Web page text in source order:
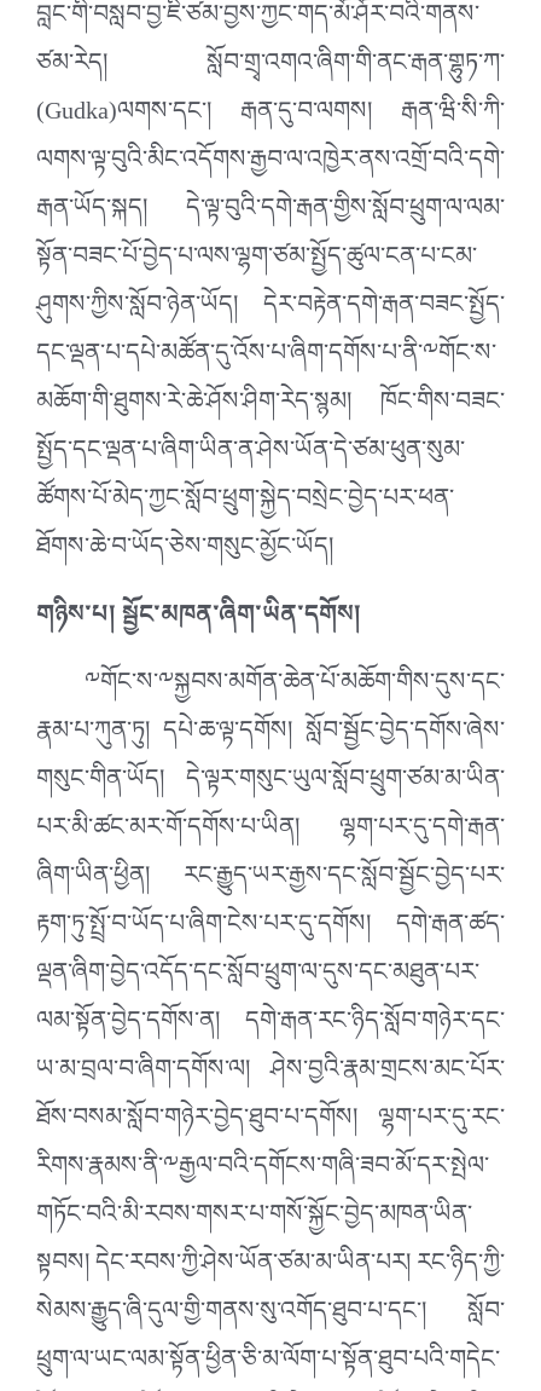
བླང་གི་བསླབ་བྱ་ཇི་ཙམ་བྱས་ཀྱང་གད་མོ་ཤོར་བའི་གནས་
ཙམ་རེད། སློབ་གྲྭ་འགའ་ཞིག་གི་ནང་རྒན་གྷུཏ་ཀ་
(Gudka)ལགས་དང་། རྒན་དུ་བ་ལགས། རྒན་ཝི་སི་ཀི་
ལགས་ལྟ་བུའི་མིང་འདོགས་རྒྱབ་ལ་འཁྱེར་ནས་འགྲོ་བའི་དགེ་
རྒན་ཡོད་སྐད། དེ་ལྟ་བུའི་དགེ་རྒན་གྱིས་སློབ་ཕྲུག་ལ་ལམ་
སྟོན་བཟང་པོ་བྱེད་པ་ལས་ལྷག་ཙམ་སྤྱོད་ཚུལ་ངན་པ་ངམ་
ཤུགས་ཀྱིས་སློབ་ཉེན་ཡོད། དེར་བརྟེན་དགེ་རྒན་བཟང་སྤྱོད་
དང་ལྡན་པ་དཔེ་མཚོན་དུ་འོས་པ་ཞིག་དགོས་པ་ནི་༸གོང་ས་
མཆོག་གི་ཐུགས་རེ་ཆེ་ཤོས་ཤིག་རེད་སྙམ། ཁོང་གིས་བཟང་
སྤྱོད་དང་ལྡན་པ་ཞིག་ཡིན་ན་ཤེས་ཡོན་དེ་ཙམ་ཕུན་སུམ་
ཚོགས་པོ་མེད་ཀྱང་སློབ་ཕྲུག་སྐྱེད་བསྲེང་བྱེད་པར་ཕན་
ཐོགས་ཆེ་བ་ཡོད་ཅེས་གསུང་མྱོང་ཡོད།
གཉིས་པ། སྦྱོང་མཁན་ཞིག་ཡིན་དགོས།
༸གོང་ས་༸སྐྱབས་མགོན་ཆེན་པོ་མཆོག་གིས་དུས་དང་
རྣམ་པ་ཀུན་ཏུ། དཔེ་ཆ་ལྟ་དགོས། སློབ་སྦྱོང་བྱེད་དགོས་ཞེས་
གསུང་གིན་ཡོད། དེ་ལྟར་གསུང་ཡུལ་སློབ་ཕྲུག་ཙམ་མ་ཡིན་
པར་མི་ཚང་མར་གོ་དགོས་པ་ཡིན། ལྷག་པར་དུ་དགེ་རྒན་
ཞིག་ཡིན་ཕྱིན། རང་རྒྱུད་ཡར་རྒྱས་དང་སློབ་སྦྱོང་བྱེད་པར་
རྟག་ཏུ་སྤྲོ་བ་ཡོད་པ་ཞིག་ངེས་པར་དུ་དགོས། དགེ་རྒན་ཚད་
ལྡན་ཞིག་བྱེད་འདོད་དང་སློབ་ཕྲུག་ལ་དུས་དང་མཐུན་པར་
ལམ་སྟོན་བྱེད་དགོས་ན། དགེ་རྒན་རང་ཉིད་སློབ་གཉེར་དང་
ཡ་མ་བྲལ་བ་ཞིག་དགོས་ལ། ཤེས་བྱའི་རྣམ་གྲངས་མང་པོར་
ཐོས་བསམ་སློབ་གཉེར་བྱེད་ཐུབ་པ་དགོས། ལྷག་པར་དུ་རང་
རིགས་རྣམས་ནི་༸རྒྱལ་བའི་དགོངས་གཞི་ཟབ་མོ་དར་སྤེལ་
གཏོང་བའི་མི་རབས་གསར་པ་གསོ་སྐྱོང་བྱེད་མཁན་ཡིན་
སྟབས། དེང་རབས་ཀྱི་ཤེས་ཡོན་ཙམ་མ་ཡིན་པར། རང་ཉིད་ཀྱི་
སེམས་རྒྱུད་ཞི་དུལ་གྱི་གནས་སུ་འགོད་ཐུབ་པ་དང་། སློབ་
ཕྲུག་ལ་ཡང་ལམ་སྟོན་ཕྱིན་ཅི་མ་ལོག་པ་སྟོན་ཐུབ་པའི་གདེང་